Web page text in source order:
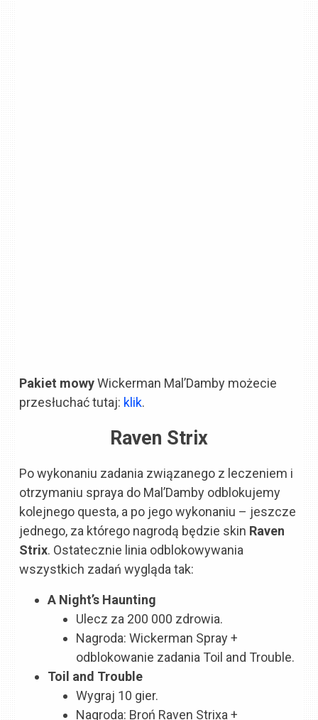
Pakiet mowyWickerman Mal’Damby możecie
przesłuchać tutaj: klik.
Raven Strix
Po wykonaniu zadania związanego z leczeniem i
otrzymaniu spraya do Mal’Damby odblokujemy
kolejnego questa, a po jego wykonaniu – jeszcze
jednego, za którego nagrodą będzie skin Raven
Strix. Ostatecznie linia odblokowywania
wszystkich zadań wygląda tak:
A Night’s Haunting
Ulecz za 200 000 zdrowia.
Nagroda: Wickerman Spray +
odblokowanie zadania Toil and Trouble.
Toil and Trouble
Wygraj 10 gier.
Nagroda: Broń Raven Strixa +